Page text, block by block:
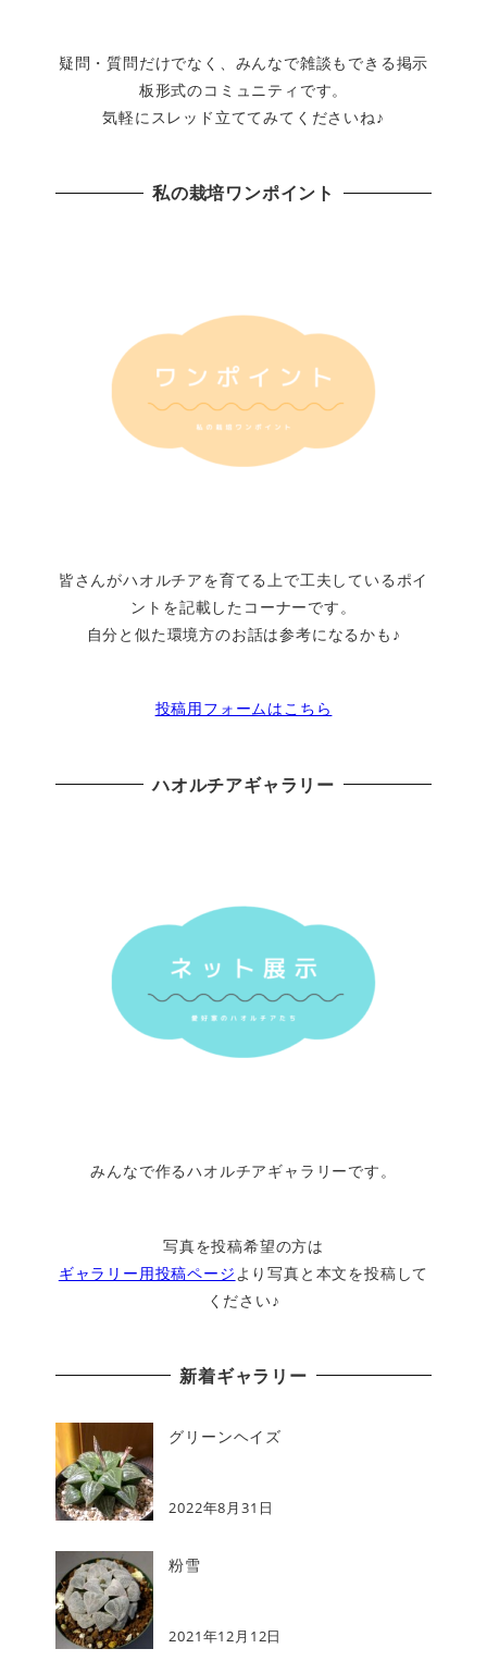
疑問・質問だけでなく、みんなで雑談もできる掲示
板形式のコミュニティです。
気軽にスレッド立ててみてくださいね♪
私の栽培ワンポイント
皆さんがハオルチアを育てる上で工夫しているポイ
ントを記載したコーナーです。
自分と似た環境方のお話は参考になるかも♪
投稿用フォームはこちら
ハオルチアギャラリー
みんなで作るハオルチアギャラリーです。
写真を投稿希望の方は
ギャラリー用投稿ページ より写真と本文を投稿して
ください♪
新着ギャラリー
グリーンヘイズ
2022年8月31日
粉雪
2021年12月12日